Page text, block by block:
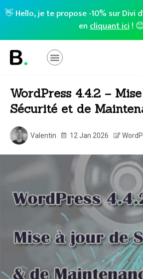
👋 Hello, je te propose -10% sur Divi
encliquant ici!
WordPress 4.4.2 –
Sécurité et de
Valentin 12 Jan 2026